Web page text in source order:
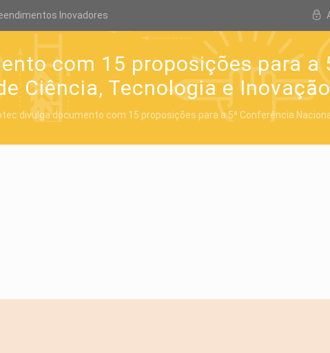
Inovadores
com 15 proposições para a
Ciência, Tecnologia e
divulga documento com 15 proposições para a 5ª Conferência